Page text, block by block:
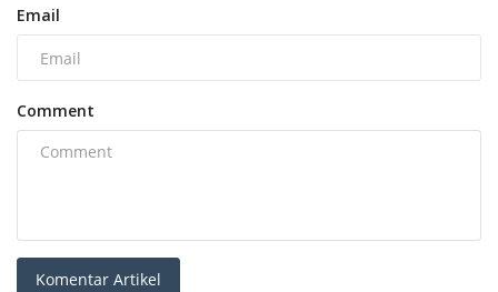
Email
Comment
Komentar Artikel